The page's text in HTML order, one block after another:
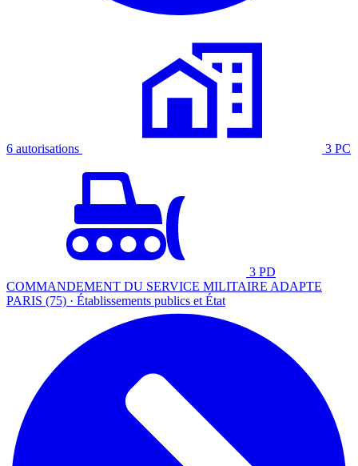
6 autorisations 3 PC
3 PD
COMMANDEMENT DU SERVICE MILITAIRE ADAPTE
PARIS (75) · Établissements publics et État